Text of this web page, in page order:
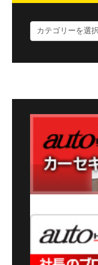
ロ
ー